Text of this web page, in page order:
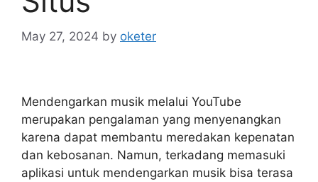
May 27, 2024 by oketer
Mendengarkan musik melalui YouTube
merupakan pengalaman yang menyenangkan
karena dapat membantu meredakan kepenatan
dan kebosanan. Namun, terkadang memasuki
aplikasi untuk mendengarkan musik bisa terasa